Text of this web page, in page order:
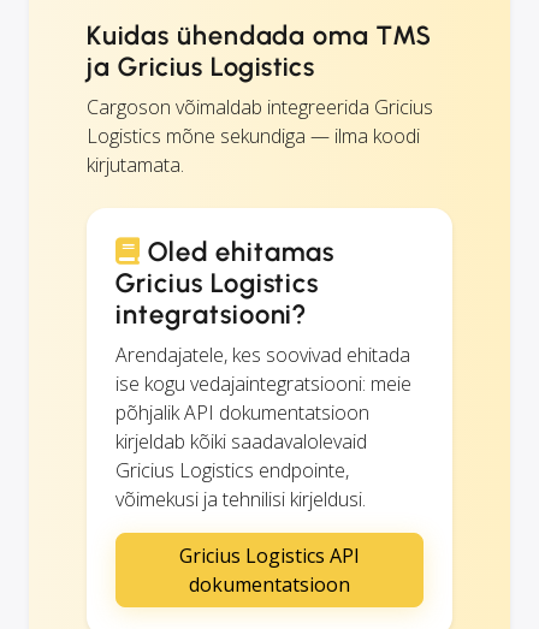
Kuidas ühendada oma TMS
ja Gricius Logistics
Cargoson võimaldab integreerida Gricius
Logistics mõne sekundiga — ilma koodi
kirjutamata.
Oled ehitamas
Gricius Logistics
integratsiooni?
Arendajatele, kes soovivad ehitada
ise kogu vedajaintegratsiooni: meie
põhjalik API dokumentatsioon
kirjeldab kõiki saadavalolevaid
Gricius Logistics endpointe,
võimekusi ja tehnilisi kirjeldusi.
Gricius Logistics API
dokumentatsioon